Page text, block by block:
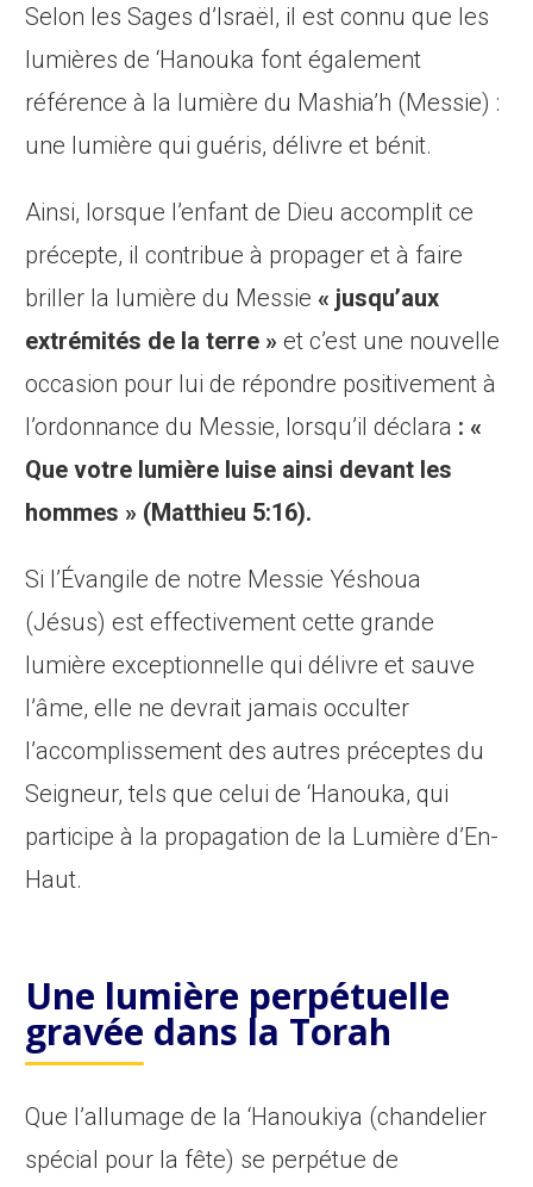
Selon les Sages d’Israël, il est connu que les
lumières de ‘Hanouka font également
référence à la lumière du Mashia’h (Messie) :
une lumière qui guéris, délivre et bénit.
Ainsi, lorsque l’enfant de Dieu accomplit ce
précepte, il contribue à propager et à faire
briller la lumière du Messie« jusqu’aux
extrémités de la terre »et c’est une nouvelle
occasion pour lui de répondre positivement à
l’ordonnance du Messie, lorsqu’il déclara : «
Que votre lumière luise ainsi devant les
hommes » (Matthieu 5:16).
Si l’Évangile de notre Messie Yéshoua
(Jésus) est effectivement cette grande
lumière exceptionnelle qui délivre et sauve
l’âme, elle ne devrait jamais occulter
l’accomplissement des autres préceptes du
Seigneur, tels que celui de ‘Hanouka, qui
participe à la propagation de la Lumière d’En-
Haut.
Une lumière perpétuelle
gravée dans la Torah
Que l’allumage de la ‘Hanoukiya (chandelier
spécial pour la fête) se perpétue de